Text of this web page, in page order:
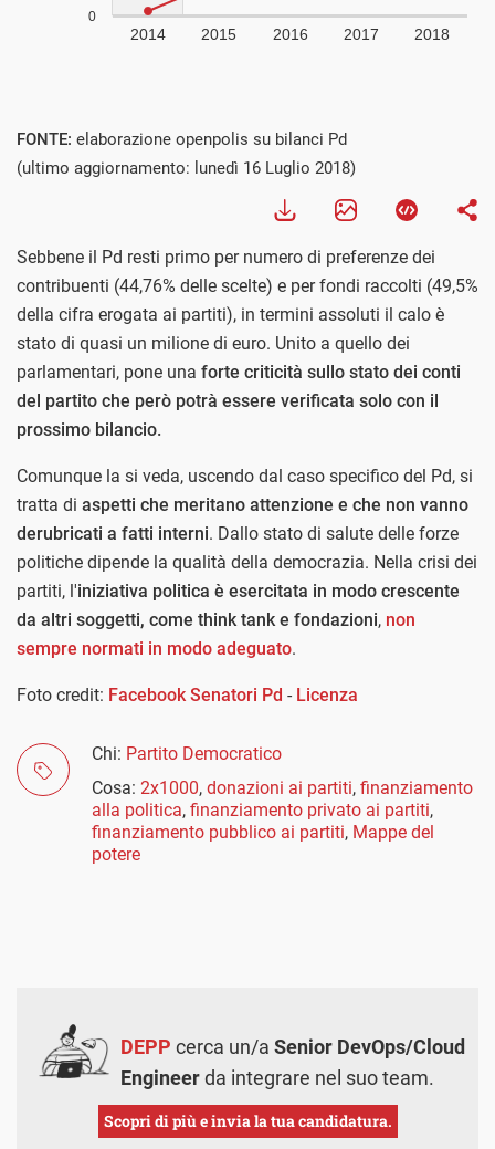
FONTE: elaborazione openpolis su bilanci Pd
(ultimo aggiornamento: lunedì 16 Luglio 2018)
Sebbene il Pd resti primo per numero di preferenze dei
contribuenti (44,76% delle scelte) e per fondi raccolti (49,5%
della cifra erogata ai partiti), in termini assoluti il calo è
stato di quasi un milione di euro. Unito a quello dei
parlamentari, pone una forte criticità sullo stato dei conti
del partito che però potrà essere verificata solo con il
prossimo bilancio.
Comunque la si veda, uscendo dal caso specifico del Pd, si
tratta di aspetti che meritano attenzione e che non vanno
derubricati a fatti interni. Dallo stato di salute delle forze
politiche dipende la qualità della democrazia. Nella crisi dei
partiti, l'iniziativa politica è esercitata in modo crescente
da altri soggetti, come think tank e fondazioni, non
sempre normati in modo adeguato.
Foto credit: Facebook Senatori Pd - Licenza
Chi: Partito Democratico
Cosa: 2x1000, donazioni ai partiti, finanziamento
alla politica, finanziamento privato ai partiti,
finanziamento pubblico ai partiti, Mappe del
potere
DEPP cerca un/a Senior DevOps/Cloud
Engineerda integrare nel suo team.
Scopri di più e invia la tua candidatura.